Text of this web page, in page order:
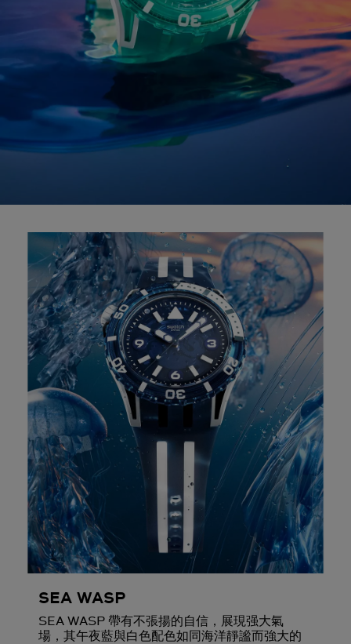
SEA WASP
SEA WASP 帶有不張揚的自信，展現强大氣
場，其午夜藍與白色配色如同海洋靜謐而強大的